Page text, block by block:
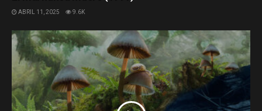
ABRIL 11, 2025 9.6K